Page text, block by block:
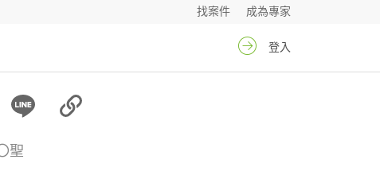
成為專家
找案件
登入
聖